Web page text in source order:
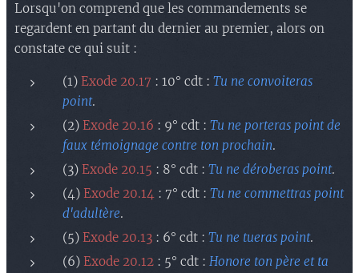
Lorsqu'on comprend que les commandements se
regardent en partant du dernier au premier, alors on
constate ce qui suit :
(1) Exode 20.17 : 10° cdt : Tu ne convoiteras
point.
(2) Exode 20.16 : 9° cdt : Tu ne porteras point de
faux témoignage contre ton prochain.
(3) Exode 20.15 : 8° cdt : Tu ne déroberas point.
(4) Exode 20.14 : 7° cdt : Tu ne commettras point
d'adultère.
(5) Exode 20.13 : 6° cdt : Tu ne tueras point.
(6) Exode 20.12 : 5° cdt : Honore ton père et ta